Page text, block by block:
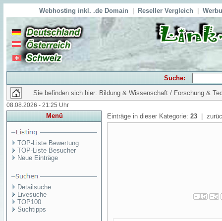
Webhosting inkl. .de Domain Reseller Vergleich
Suche:
Sie befinden sich hier: Bildung & Wissenschaft / Forschung &
08.08.2026 - 21:25 Uhr
Menü
TOP-Liste Bewertung
TOP-Liste Besucher
Neue Einträge
Detailsuche
Livesuche
TOP100
Suchtipps
Einträge in dieser Kategorie: 23 |